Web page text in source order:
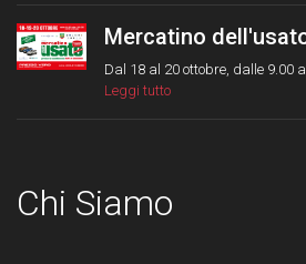
Mercatino
Dal 18 al 20 ottobre, dalle 9.00
Leggi tutto
Chi Siamo